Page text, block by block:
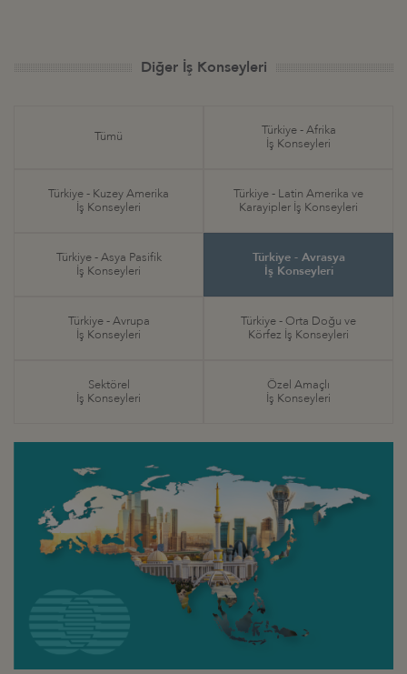
Diğer İş Konseyleri
Tümü
Türkiye - Afrika
İş Konseyleri
Türkiye - Kuzey Amerika
İş Konseyleri
Türkiye - Latin Amerika ve
Karayipler İş Konseyleri
Türkiye - Asya Pasifik
İş Konseyleri
Türkiye - Avrasya
İş Konseyleri
Türkiye - Avrupa
İş Konseyleri
Türkiye - Orta Doğu ve
Körfez İş Konseyleri
Sektörel
İş Konseyleri
Özel Amaçlı
İş Konseyleri